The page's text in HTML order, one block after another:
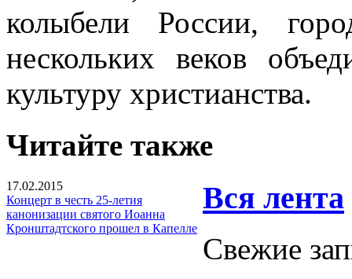
колыбели России,
нескольких веков
культуру христианства.
Читайте также
17.02.2015
Концерт в честь 25-летия
канонизации святого Иоанна
Кронштадтского прошел в Капелле
Вся лента
Свежие